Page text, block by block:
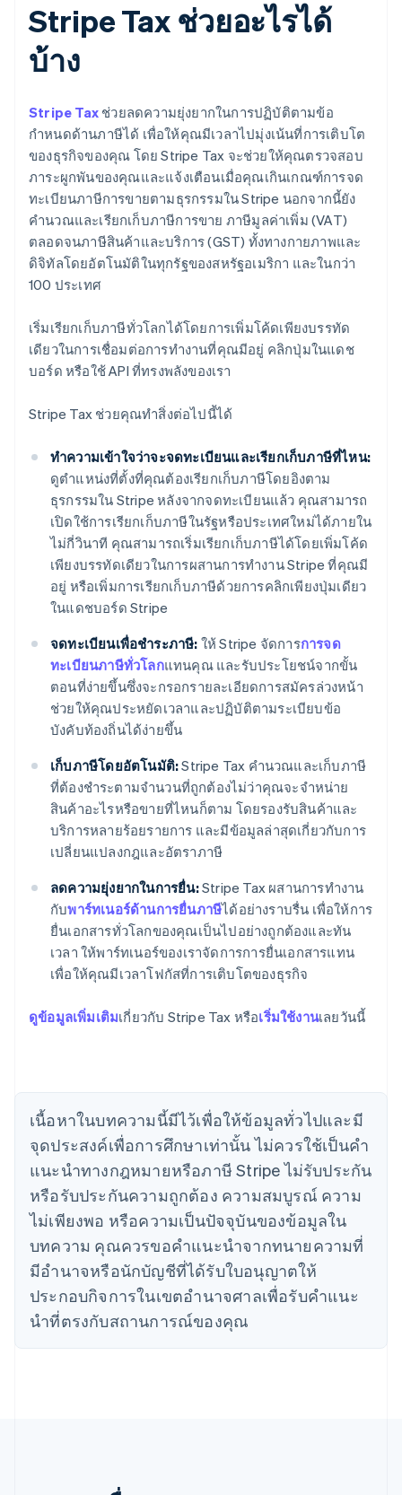
Stripe Tax ช่วยอะไรได้
บ้าง
Stripe Tax ช่วยลดความยุ่งยากในการปฏิบัติตามข้อ
กำหนดด้านภาษีได้ เพื่อให้คุณมีเวลาไปมุ่งเน้นที่การเติบโต
ของธุรกิจของคุณ โดย Stripe Tax จะช่วยให้คุณตรวจสอบ
ภาระผูกพันของคุณและแจ้งเตือนเมื่อคุณเกินเกณฑ์การจด
ทะเบียนภาษีการขายตามธุรกรรมใน Stripe นอกจากนี้ยัง
คำนวณและเรียกเก็บภาษีการขาย ภาษีมูลค่าเพิ่ม (VAT)
ตลอดจนภาษีสินค้าและบริการ (GST) ทั้งทางกายภาพและ
ดิจิทัลโดยอัตโนมัติในทุกรัฐของสหรัฐอเมริกา และในกว่า
100 ประเทศ
เริ่มเรียกเก็บภาษีทั่วโลกได้โดยการเพิ่มโค้ดเพียงบรรทัด
เดียวในการเชื่อมต่อการทำงานที่คุณมีอยู่ คลิกปุ่มในแดช
บอร์ด หรือใช้ API ที่ทรงพลังของเรา
Stripe Tax ช่วยคุณทำสิ่งต่อไปนี้ได้
ทำความเข้าใจว่าจะจดทะเบียนและเรียกเก็บภาษีที่ไหน:
ดูตำแหน่งที่ตั้งที่คุณต้องเรียกเก็บภาษีโดยอิงตาม
ธุรกรรมใน Stripe หลังจากจดทะเบียนแล้ว คุณสามารถ
เปิดใช้การเรียกเก็บภาษีในรัฐหรือประเทศใหม่ได้ภายใน
ไม่กี่วินาที คุณสามารถเริ่มเรียกเก็บภาษีได้โดยเพิ่มโค้ด
เพียงบรรทัดเดียวในการผสานการทำงาน Stripe ที่คุณมี
อยู่ หรือเพิ่มการเรียกเก็บภาษีด้วยการคลิกเพียงปุ่มเดียว
ในแดชบอร์ด Stripe
จดทะเบียนเพื่อชำระภาษี: ให้ Stripe จัดการการจด
ทะเบียนภาษีทั่วโลกแทนคุณ และรับประโยชน์จากขั้น
ตอนที่ง่ายขึ้นซึ่งจะกรอกรายละเอียดการสมัครล่วงหน้า
ช่วยให้คุณประหยัดเวลาและปฏิบัติตามระเบียบข้อ
บังคับท้องถิ่นได้ง่ายขึ้น
เก็บภาษีโดยอัตโนมัติ:Stripe Tax คำนวณและเก็บภาษี
ที่ต้องชำระตามจำนวนที่ถูกต้องไม่ว่าคุณจะจำหน่าย
สินค้าอะไรหรือขายที่ไหนก็ตาม โดยรองรับสินค้าและ
บริการหลายร้อยรายการ และมีข้อมูลล่าสุดเกี่ยวกับการ
เปลี่ยนแปลงกฎและอัตราภาษี
ลดความยุ่งยากในการยื่น:Stripe Tax ผสานการทำงาน
กับพาร์ทเนอร์ด้านการยื่นภาษีได้อย่างราบรื่น เพื่อให้การ
ยื่นเอกสารทั่วโลกของคุณเป็นไปอย่างถูกต้องและทัน
เวลา ให้พาร์ทเนอร์ของเราจัดการการยื่นเอกสารแทน
เพื่อให้คุณมีเวลาโฟกัสที่การเติบโตของธุรกิจ
ดูข้อมูลเพิ่มเติมเกี่ยวกับ Stripe Tax หรือเริ่มใช้งานเลยวันนี้
เนื้อหาในบทความนี้มีไว้เพื่อให้ข้อมูลทั่วไปและมี
จุดประสงค์เพื่อการศึกษาเท่านั้น ไม่ควรใช้เป็นคํา
แนะนําทางกฎหมายหรือภาษี Stripe ไม่รับประกัน
หรือรับประกันความถูกต้อง ความสมบูรณ์ ความ
ไม่เพียงพอ หรือความเป็นปัจจุบันของข้อมูลใน
บทความ คุณควรขอคําแนะนําจากทนายความที่
มีอํานาจหรือนักบัญชีที่ได้รับใบอนุญาตให้
ประกอบกิจการในเขตอํานาจศาลเพื่อรับคําแนะ
นําที่ตรงกับสถานการณ์ของคุณ
แคนาดา
Français
โครเอเชีย
EnglishItaliano
จีนแผ่นดินใหญ่
简体中文 English
ไซปรัส
English
日本語English
เดนมาร์ก
English
ไทย
ไทยEnglish